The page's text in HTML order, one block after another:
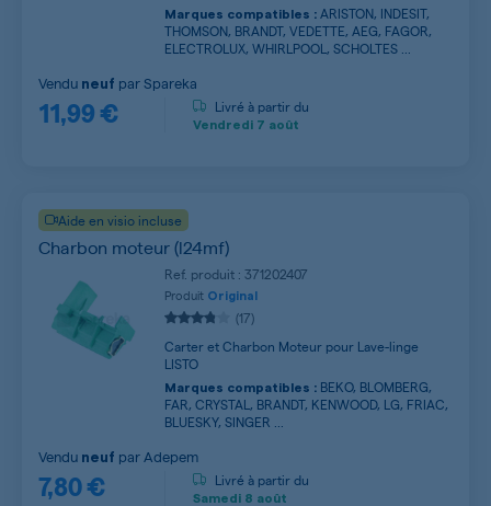
Marques compatibles : ARISTON, INDESIT,
THOMSON, BRANDT, VEDETTE, AEG, FAGOR,
ELECTROLUX, WHIRLPOOL, SCHOLTES ...
11,99 €
Vendu neuf parSpareka
Livré à partir du
Vendredi 7 août
Aide en visio incluse
Charbon moteur (l24mf)
Ref. produit : 371202407
Produit Original
(17)
Carter et Charbon Moteur pour Lave-linge
LISTO
Marques compatibles : BEKO, BLOMBERG,
FAR, CRYSTAL, BRANDT, KENWOOD, LG, FRIAC,
BLUESKY, SINGER ...
7,80 €
Vendu neuf par Adepem
Livré à partir du
Samedi 8 août